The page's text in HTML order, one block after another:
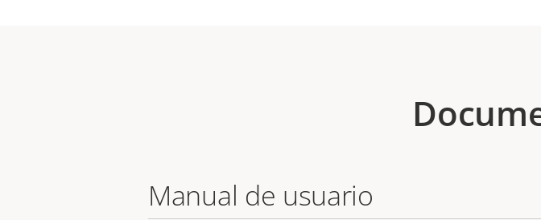
Manual de usuario